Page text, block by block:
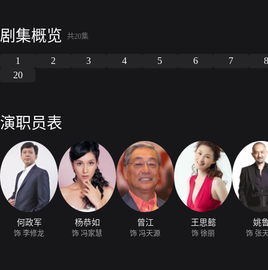
剧集概览 共20集
1 2 3 4 5 6 7
20
演职员表
何政军
饰 李修龙
杨恭如
饰 冯家慧
曾江
饰 冯天源
王思懿
饰 徐丽
姚
饰 张